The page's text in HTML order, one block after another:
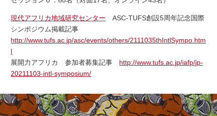
現代アフリカ地域研究センター ASC-TUFS創設5周年記念国際
シンポジウム掲載記事
http://www.tufs.ac.jp/asc/events/others/2111035thIntlSympo.htm
l
展開力アフリカ 参加者募集記事 http://www.tufs.ac.jp/iafp/jp-
20211103-intl-symposium/